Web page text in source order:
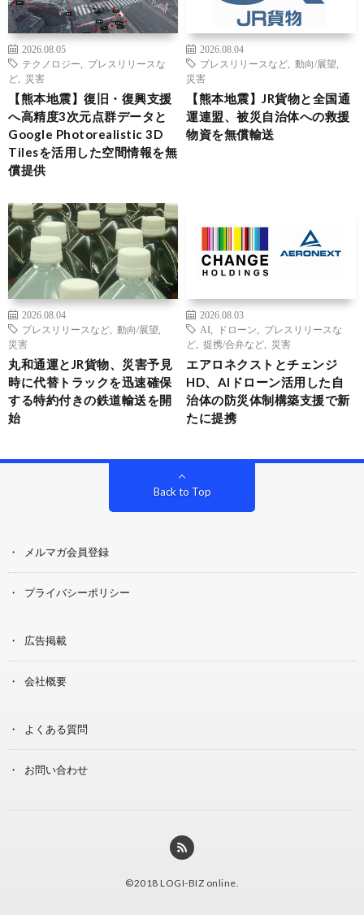
2026.08.05
テクノロジー
プレスリリースな
ど
災害
【熊本地震】復旧・復興支援
へ高精度3次元点群データと
Google Photorealistic 3D
Tilesを活用した空間情報を無
償提供
2026.08.04
プレスリリースなど
動向/展望
災害
【熊本地震】JR貨物と全国通
運連盟、被災自治体への救援
物資を無償輸送
2026.08.04
プレスリリースなど
動向/展望
災害
丸和通運とJR貨物、災害予見
時に代替トラックを迅速確保
する特約付きの鉄道輸送を開
始
2026.08.03
AI
ドローン
プレスリリースな
ど
提携/合弁など 災害
エアロネクストとチェンジ
HD、AIドローン活用した自
治体の防災体制構築支援で新
たに提携
Back to Top
メルマガ会員登録
プライバシーポリシー
広告掲載
会社概要
よくある質問
お問い合わせ
©2018 LOGI-BIZ online